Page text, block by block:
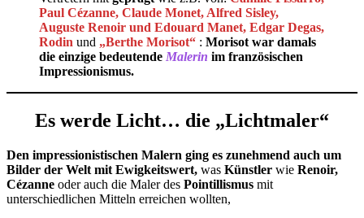
Paul Cézanne, Claude Monet, Alfred Sisley,
Auguste Renoir und Edouard Manet, Edgar Degas,
Rodin und „Berthe Morisot“ : Morisot war damals
die einzige bedeutende Malerin im französischen
Impressionismus.
Es werde Licht… die „Lichtmaler“
Den impressionistischen Malern ging es zunehmend auch um
Bilder der Welt mit Ewigkeitswert, was Künstler wie Renoir,
Cézanne oder auch die Maler des Pointillismus mit
unterschiedlichen Mitteln erreichen wollten,